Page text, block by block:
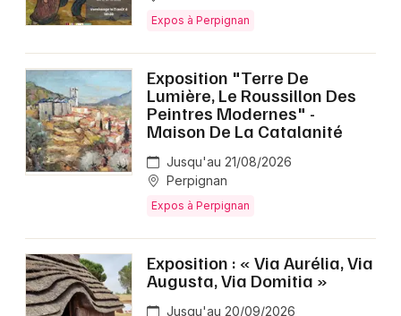
Expos à Perpignan
Exposition "Terre De
Lumière, Le Roussillon Des
Peintres Modernes" -
Maison De La Catalanité
Jusqu'au 21/08/2026
Perpignan
Expos à Perpignan
Exposition : « Via Aurélia, Via
Augusta, Via Domitia »
Jusqu'au 20/09/2026